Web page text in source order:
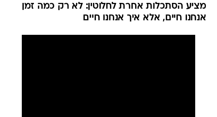
מציע הסתכלות אחרת לחלוטין: לא רק כמה זמן
אנחנו חיים, אלא איך אנחנו חיים